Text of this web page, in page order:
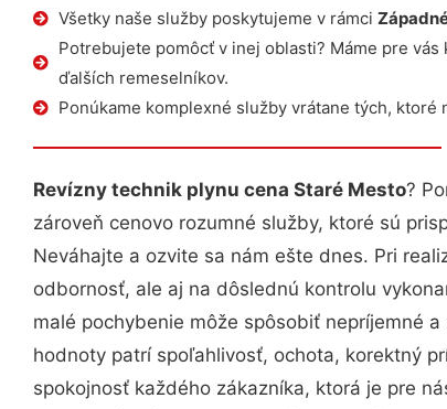
Všetky naše služby poskytujeme v rámci
Potrebujete pomôcť v inej oblasti? Máme pre
ďalších remeselníkov.
Ponúkame komplexné služby vrátane tých,
Revízny technik plynu cena Staré Mesto?
zároveň cenovo rozumné služby, ktoré sú
Neváhajte a ozvite sa nám ešte dnes. Pri
odbornosť, ale aj na dôslednú kontrolu
malé pochybenie môže spôsobiť nepríjemné
hodnoty patrí spoľahlivosť, ochota, korektný
spokojnosť každého zákazníka, ktorá je pre